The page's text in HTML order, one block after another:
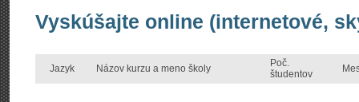
Vyskúšajte online (internetové,
Jazyk Názov kurzu a meno školy
Poč.
študentov